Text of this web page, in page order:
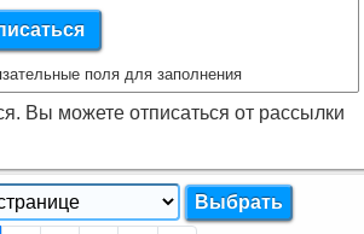
поля для заполнения
Вы можете отписаться от рассылки